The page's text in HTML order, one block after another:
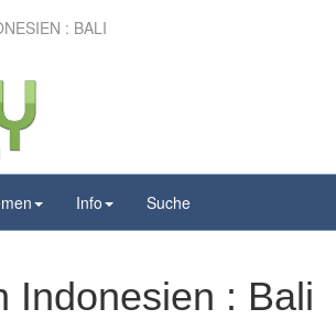
: BALI
Info Suche
Indonesien : Bali